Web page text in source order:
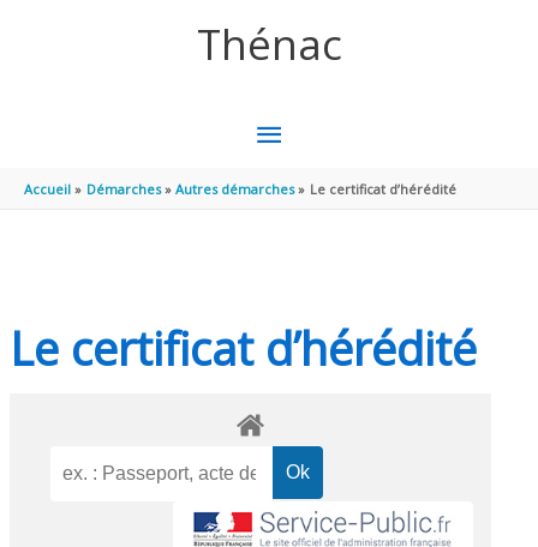
Thénac
MENU
PRINCIPAL
Accueil Démarches Autres démarches Le certificat d’hérédité
Le certificat d’hérédité